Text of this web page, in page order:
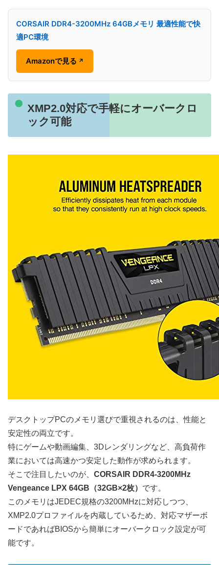
CORSAIR DDR4-3200MHz 64GBメモリ 最適性能で快
適PC環境
Amazonで見る ↗
XMP2.0対応で手軽にオーバークロ
ック可能
デスクトップPCのメモリ選びで重視されるのは、性能と
安定性の両立です。
特にゲームや動画編集、3Dレンダリングなど、高負荷作
業においては高速かつ安定した動作が求められます。
そこで注目したいのが、 CORSAIR DDR4-3200MHz
Vengeance LPX 64GB（32GB×2枚） です。
このメモリはJEDEC規格の3200MHzに対応しつつ、
XMP2.0プロファイルを内蔵しているため、対応マザーボ
ードであればBIOSから簡単にオーバークロック設定が可
能です。